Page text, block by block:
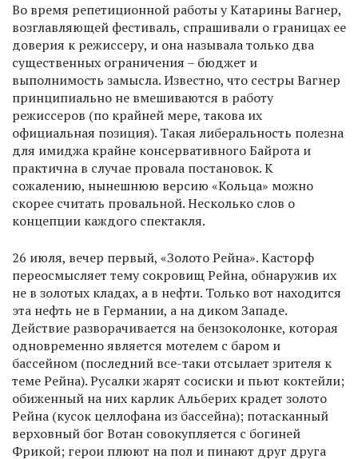
Во время репетиционной работы у Катарины Вагнер,
возглавляющей фестиваль, спрашивали о границах ее
доверия к режиссеру, и она называла только два
существенных ограничения – бюджет и
выполнимость замысла. Известно, что сестры Вагнер
принципиально не вмешиваются в работу
режиссеров (по крайней мере, такова их
официальная позиция). Такая либеральность полезна
для имиджа крайне консервативного Байрота и
практична в случае провала постановок. К
сожалению, нынешнюю версию «Кольца» можно
скорее считать провальной. Несколько слов о
концепции каждого спектакля.
26 июля, вечер первый, «Золото Рейна». Касторф
переосмысляет тему сокровищ Рейна, обнаружив их
не в золотых кладах, а в нефти. Только вот находится
эта нефть не в Германии, а на диком Западе.
Действие разворачивается на бензоколонке, которая
одновременно является мотелем с баром и
бассейном (последний все-таки отсылает зрителя к
теме Рейна). Русалки жарят сосиски и пьют коктейли;
обиженный на них карлик Альберих крадет золото
Рейна (кусок целлофана из бассейна); потасканный
верховный бог Вотан совокупляется с богиней
Фрикой; герои плюют на пол и пинают друг друга